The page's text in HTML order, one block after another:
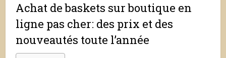
Achat de baskets sur boutique en
ligne pas cher: des prix et des
nouveautés toute l’année